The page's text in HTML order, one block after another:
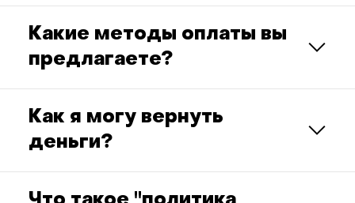
Какие методы оплаты вы
предлагаете?
Как я могу вернуть
деньги?